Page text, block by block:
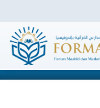
content
FORMAQIN